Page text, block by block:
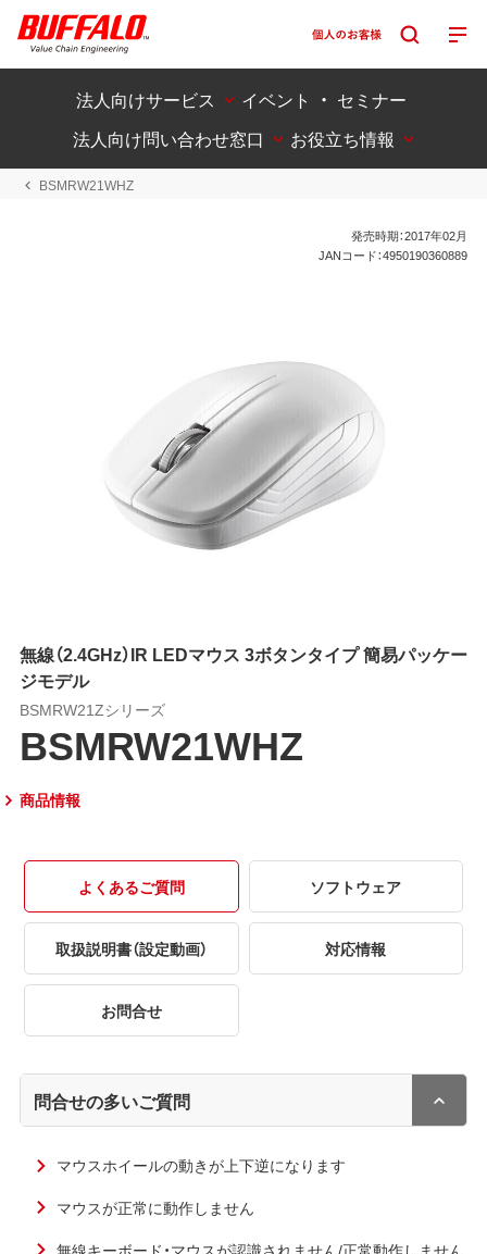
法人向けサービス
イベント ・ セミナー
法人向け問い合わせ窓口
お役立ち情報
BSMRW21WHZ
発売時期：2017年02月
JANコード：4950190360889
無線（2.4GHz）IR LEDマウス 3ボタンタイプ 簡易パッケー
ジモデル
BSMRW21Zシリーズ
BSMRW21WHZ
商品情報
よくあるご質問 ソフトウェア
取扱説明書（設定動画） 対応情報
お問合せ
問合せの多いご質問
マウスホイールの動きが上下逆になります
マウスが正常に動作しません
無線キーボード・マウスが認識されません/正常動作しません